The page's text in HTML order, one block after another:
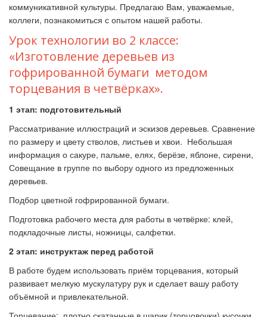
коммуникативной культуры. Предлагаю Вам, уважаемые,
коллеги, познакомиться с опытом нашей работы.
Урок технологии во 2 классе:
«Изготовление деревьев из
гофрированной бумаги методом
торцевания в четвёрках».
1 этап: подготовительный
Рассматривание иллюстраций и эскизов деревьев. Сравнение
по размеру и цвету стволов, листьев и хвои. Небольшая
информация о сакуре, пальме, елях, берёзе, яблоне, сирени,
Совещание в группе по выбору одного из предложенных
деревьев.
Подбор цветной гофрированной бумаги.
Подготовка рабочего места для работы в четвёрке: клей,
подкладочные листы, ножницы, салфетки.
2 этап: инструктаж перед работой
В работе будем использовать приём торцевания, который
развивает мелкую мускулатуру рук и сделает вашу работу
объёмной и привлекательной.